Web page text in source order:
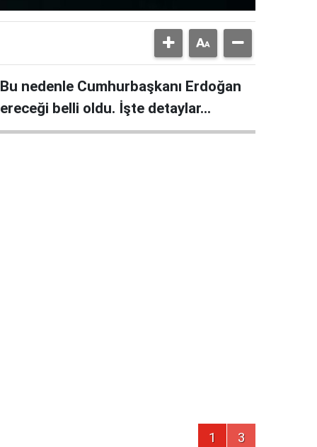
nedenle Cumhurbaşkanı Erdoğan
belli oldu. İşte detaylar…
1 3